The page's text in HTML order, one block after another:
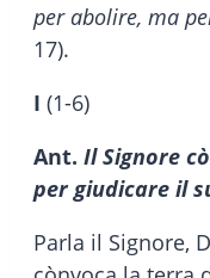
per abolire, ma
17).
I (1-6)
Ant. Il Signore
per giudicare il
Parla il Signore,